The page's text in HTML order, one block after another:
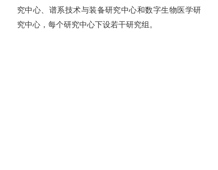
究中心、谱系技术与装备研究中心和数字生物医学研
究中心，每个研究中心下设若干研究组。